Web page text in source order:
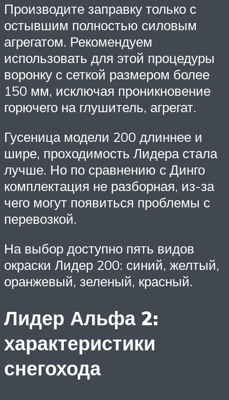
Производите заправку только с
остывшим полностью силовым
агрегатом. Рекомендуем
использовать для этой процедуры
воронку с сеткой размером более
150 мм, исключая проникновение
горючего на глушитель, агрегат.
Гусеница модели 200 длиннее и
шире, проходимость Лидера стала
лучше. Но по сравнению с Динго
комплектация не разборная, из-за
чего могут появиться проблемы с
перевозкой.
На выбор доступно пять видов
окраски Лидер 200: синий, желтый,
оранжевый, зеленый, красный.
Лидер Альфа 2:
характеристики
снегохода